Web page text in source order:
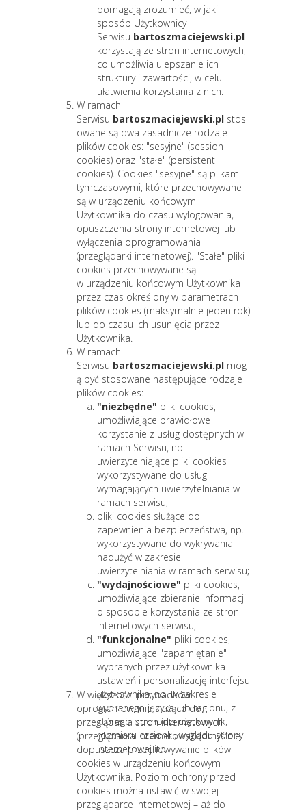
W większości przypadków
oprogramowanie służące do
przeglądania stron internetowych
(przeglądarka internetowa) domyślnie
dopuszcza przechowywanie plików
cookies w urządzeniu końcowym
Użytkownika. Poziom ochrony przed
cookies można ustawić w swojej
przeglądarce internetowej – aż do
pomagają zrozumieć, w jaki
sposób Użytkownicy
Serwisu bartoszmaciejewski.pl
korzystają ze stron internetowych,
co umożliwia ulepszanie ich
struktury i zawartości, w celu
ułatwienia korzystania z nich.
W ramach
Serwisu bartoszmaciejewski.pl stos
owane są dwa zasadnicze rodzaje
plików cookies: "sesyjne" (session
cookies) oraz "stałe" (persistent
cookies). Cookies "sesyjne" są plikami
tymczasowymi, które przechowywane
są w urządzeniu końcowym
Użytkownika do czasu wylogowania,
opuszczenia strony internetowej lub
wyłączenia oprogramowania
(przeglądarki internetowej). "Stałe" pliki
cookies przechowywane są
w urządzeniu końcowym Użytkownika
przez czas określony w parametrach
plików cookies (maksymalnie jeden rok)
lub do czasu ich usunięcia przez
Użytkownika.
W ramach
Serwisu bartoszmaciejewski.pl mog
ą być stosowane następujące rodzaje
plików cookies:
"niezbędne" pliki cookies,
umożliwiające prawidłowe
korzystanie z usług dostępnych w
ramach Serwisu, np.
uwierzytelniające pliki cookies
wykorzystywane do usług
wymagających uwierzytelniania w
ramach serwisu;
pliki cookies służące do
zapewnienia bezpieczeństwa, np.
wykorzystywane do wykrywania
nadużyć w zakresie
uwierzytelniania w ramach serwisu;
"wydajnościowe" pliki cookies,
umożliwiające zbieranie informacji
o sposobie korzystania ze stron
internetowych serwisu;
"funkcjonalne" pliki cookies,
umożliwiające "zapamiętanie"
wybranych przez użytkownika
ustawień i personalizację interfejsu
użytkownika, np. w zakresie
wybranego języka lub regionu, z
którego pochodzi użytkownik,
rozmiaru czcionki, wyglądu strony
internetowej itp.